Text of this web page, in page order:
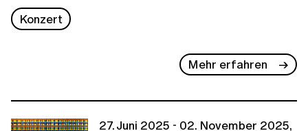
Konzert
Mehr erfahren
27. Juni 2025 - 02. November 2025,